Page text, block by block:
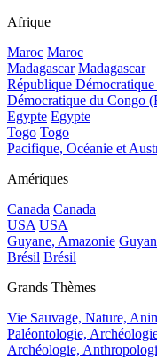
Afrique
Maroc Maroc
Madagascar Madagascar
République
Démocratique du Congo
Egypte Egypte
Togo Togo
Pacifique, Océanie et
Amériques
Canada Canada
USA USA
Guyane, Amazonie
Brésil Brésil
Grands Thèmes
Vie Sauvage, Nature,
Paléontologie,
Archéologie,